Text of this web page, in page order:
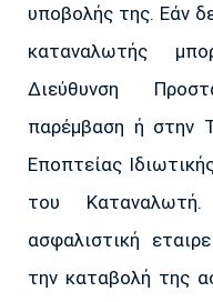
υποβολής της. Εάν
καταναλωτής
Διεύθυνση
παρέμβαση ή στην
Εποπτείας
του
ασφαλιστική
την καταβολή της